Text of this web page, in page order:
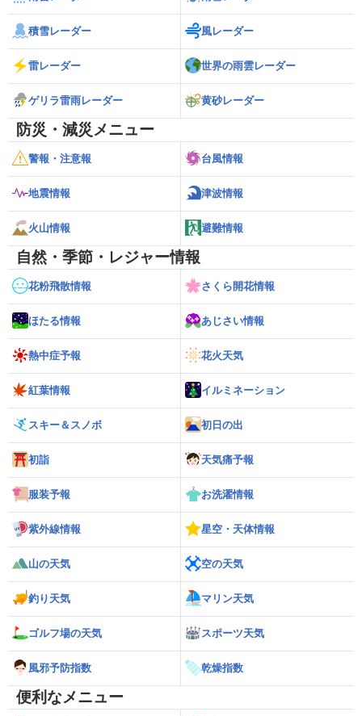
積雪レーダー 風レーダー
雷レーダー 世界の雨雲レーダー
ゲリラ雷雨レーダー 黄砂レーダー
防災・減災メニュー
警報・注意報 台風情報
地震情報 津波情報
火山情報 避難情報
自然・季節・レジャー情報
花粉飛散情報 さくら開花情報
ほたる情報 あじさい情報
熱中症予報 花火天気
紅葉情報 イルミネーション
スキー＆スノボ 初日の出
初詣 天気痛予報
服装予報 お洗濯情報
紫外線情報 星空・天体情報
山の天気 空の天気
釣り天気 マリン天気
ゴルフ場の天気 スポーツ天気
風邪予防指数 乾燥指数
便利なメニュー